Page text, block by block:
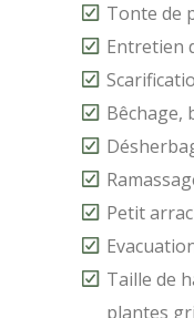
Tonte de
Entretien
Bêchage,
Petit
Taille de
plantes